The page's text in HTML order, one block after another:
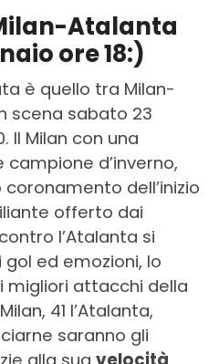
Atalanta
ore 18:)
è quello tra Milan-
scena sabato 23
Il Milan con una
d’inverno,
dell’inizio
offerto dai
l’Atalanta si
ed emozioni, lo
migliori attacchi della
41 l’Atalanta,
saranno gli